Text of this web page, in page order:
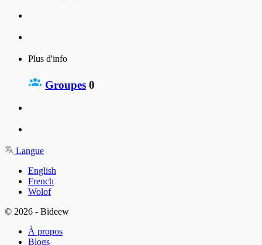
Plus d'info
Groupes 0
Langue
English
French
Wolof
© 2026 - Bideew
À propos
Blogs